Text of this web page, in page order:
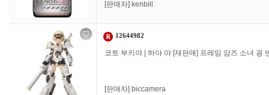
[판매자] kenbill
12644982
코토 부키야 | 하야 야 [재판매] 프레임 암즈 소녀 굉
[판매자] biccamera